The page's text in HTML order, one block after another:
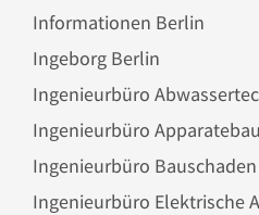
Informationen Berlin
Ingeborg Berlin